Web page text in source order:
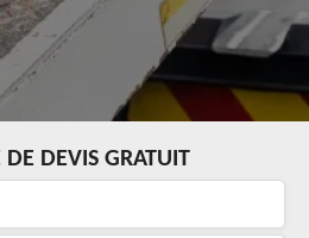
DEVIS GRATUIT